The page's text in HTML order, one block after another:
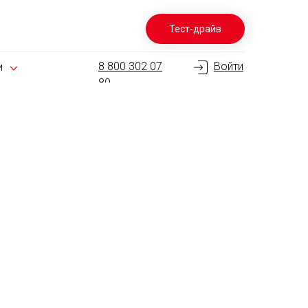
8 800 302 07
80
Войти
Тест-драйв